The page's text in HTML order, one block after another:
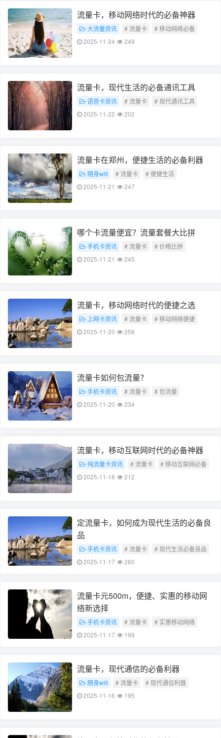
流量卡，移动网络时代的必备神器
大流量资讯 # 流量卡
# 移动网络必备
2025-11-24
249
流量卡，现代生活的必备通讯工具
语音卡资讯 # 流量卡
# 现代通讯工具
2025-11-22
202
流量卡在郑州，便捷生活的必备利器
随身wifi # 流量卡
# 便捷生活
2025-11-21
247
哪个卡流量便宜？流量套餐大比拼
手机卡资讯 # 流量卡
# 价格比拼
2025-11-21
245
流量卡，移动网络时代的便捷之选
上网卡资讯 # 流量卡
# 移动网络便捷
2025-11-20
258
流量卡如何包流量？
手机卡资讯 # 流量卡
# 包流量
2025-11-20
234
流量卡，移动互联网时代的必备神器
纯流量卡资讯 # 流量卡
# 移动互联网必备
2025-11-18
212
定流量卡，如何成为现代生活的必备良
品
手机卡资讯 # 流量卡
# 现代生活必备良品
2025-11-17
260
流量卡元500m，便捷、实惠的移动网
络新选择
手机卡资讯 # 流量卡
# 实惠移动网络
2025-11-17
199
流量卡，现代通信的必备利器
随身wifi # 流量卡
# 现代通信利器
2025-11-16
195